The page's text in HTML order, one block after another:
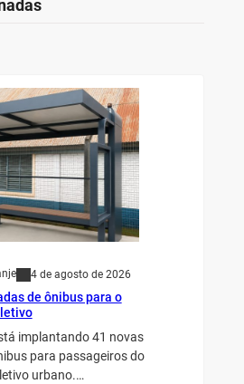
4 de agosto de 2026
de ônibus para o
implantando 41 novas
para passageiros do
urbano.…